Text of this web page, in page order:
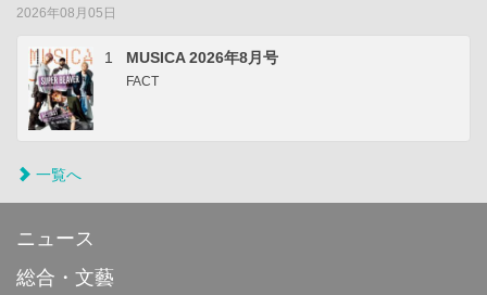
2026年08月05日
1 MUSICA 2026年8月号
FACT
一覧へ
ニュース
総合・文藝